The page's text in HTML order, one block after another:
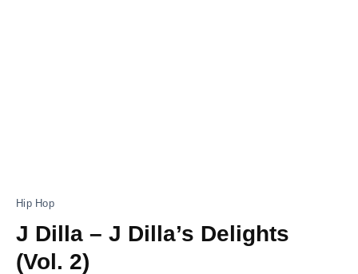
Hip Hop
J Dilla – J Dilla’s Delights
(Vol. 2)